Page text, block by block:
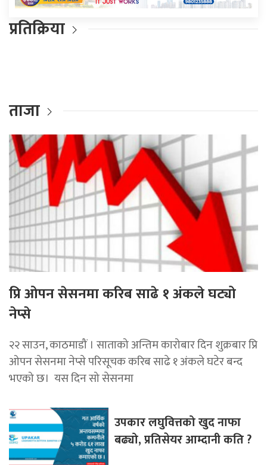
प्रतिक्रिया
ताजा
प्रि ओपन सेसनमा करिब साढे १ अंकले घट्यो
नेप्से
२२ साउन, काठमाडौं । साताको अन्तिम कारोबार दिन शुक्रबार प्रि
ओपन सेसनमा नेप्से परिसूचक करिब साढे १ अंकले घटेर बन्द
भएको छ। यस दिन सो सेसनमा
उपकार लघुवित्तको खुद नाफा
बढ्यो, प्रतिसेयर आम्दानी कति ?